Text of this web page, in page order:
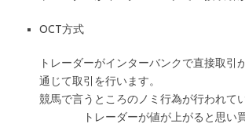
OCT方式
トレーダーがインターバンクで直接取引
通じて取引を行います。
競馬で言うところのノミ行為が行われて
トレーダーが値が上がると思い買